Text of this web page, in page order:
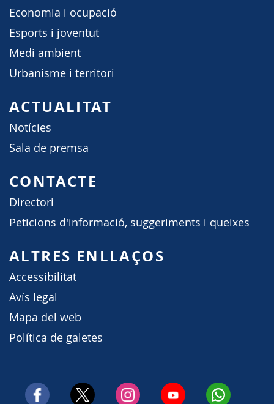
Economia i ocupació
Esports i joventut
Medi ambient
Urbanisme i territori
ACTUALITAT
Notícies
Sala de premsa
CONTACTE
Directori
Peticions d'informació, suggeriments i queixes
ALTRES ENLLAÇOS
Accessibilitat
Avís legal
Mapa del web
Política de galetes